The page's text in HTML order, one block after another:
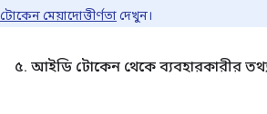
টোকেন মেয়াদোত্তীর্ণতাদেখুন।
৫. আইডি টোকেন থেকে ব্যবহারকারীর